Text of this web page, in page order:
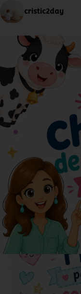
cristic2day